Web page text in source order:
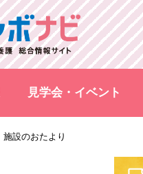
見学会・イベント
施設のおたより